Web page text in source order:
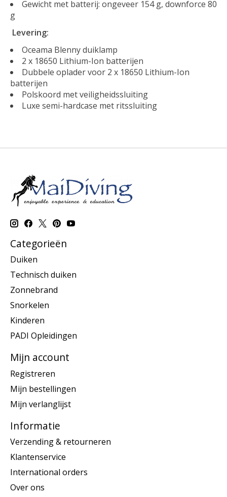
Gewicht met batterij: ongeveer 154 g, downforce 80
g
Levering:
Oceama Blenny duiklamp
2 x 18650 Lithium-Ion batterijen
Dubbele oplader voor 2 x 18650 Lithium-Ion
batterijen
Polskoord met veiligheidssluiting
Luxe semi-hardcase met ritssluiting
Categorieën
Duiken
Technisch duiken
Zonnebrand
Snorkelen
Kinderen
PADI Opleidingen
Mijn account
Registreren
Mijn bestellingen
Mijn verlanglijst
Informatie
Verzending & retourneren
Klantenservice
International orders
Over ons